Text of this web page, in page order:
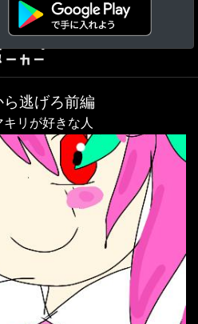
ら逃げろ前編
リが好きな人